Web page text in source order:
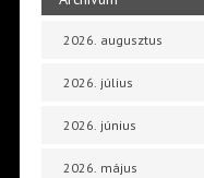
2026. augusztus
2026. július
2026. június
2026. május